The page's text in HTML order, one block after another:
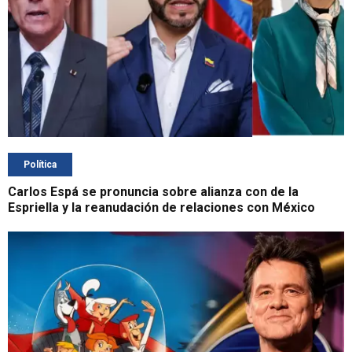
Política
Carlos Espá se pronuncia sobre alianza con de la
Espriella y la reanudación de relaciones con México